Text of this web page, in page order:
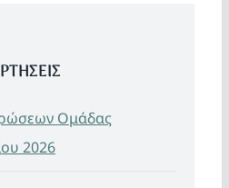
Ομάδας
2026